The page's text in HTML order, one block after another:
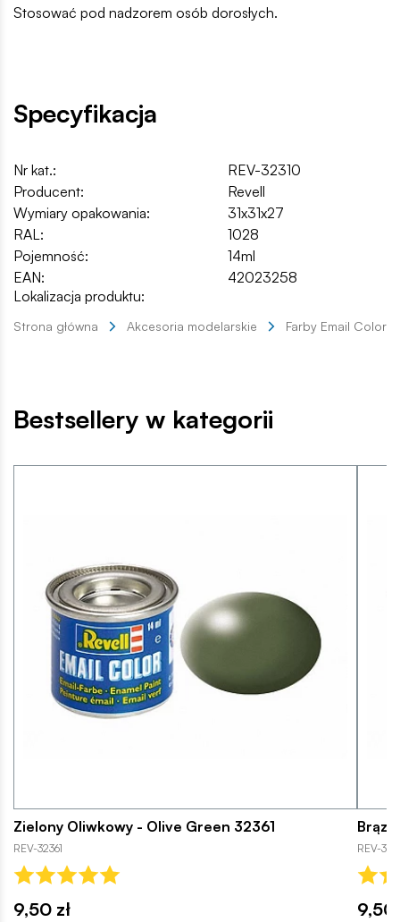
Stosować pod nadzorem osób dorosłych.
Specyfikacja
Nr kat.:
REV-32310
Producent:
Revell
Wymiary opakowania:
31x31x27
RAL:
1028
Pojemność:
14ml
EAN:
42023258
Lokalizacja produktu:
Strona główna Akcesoria modelarskie Farby Email Color
Bestsellery w kategorii
Zielony Oliwkowy - Olive Green 32361
REV-32361
9,50 zł
REV-
9,50